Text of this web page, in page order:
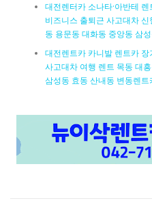
대전렌터카 소나타·아반테
비즈니스 출퇴근 사고대차
동 용문동 대화동 중앙동 삼
대전렌트카 카니발 렌트카
사고대차 여행 렌트 목동 대
삼성동 효동 산내동 변동렌트